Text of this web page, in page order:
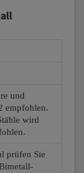
und
empfohlen.
wird
prüfen Sie